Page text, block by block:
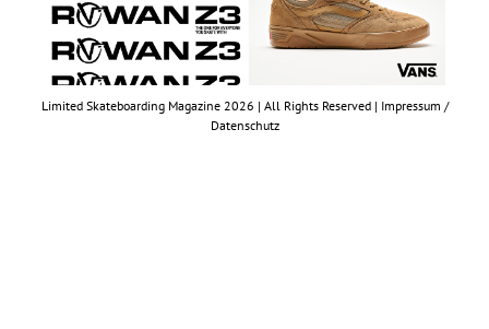
Limited Skateboarding Magazine 2026 | All Rights Reserved | Impressum /
Datenschutz